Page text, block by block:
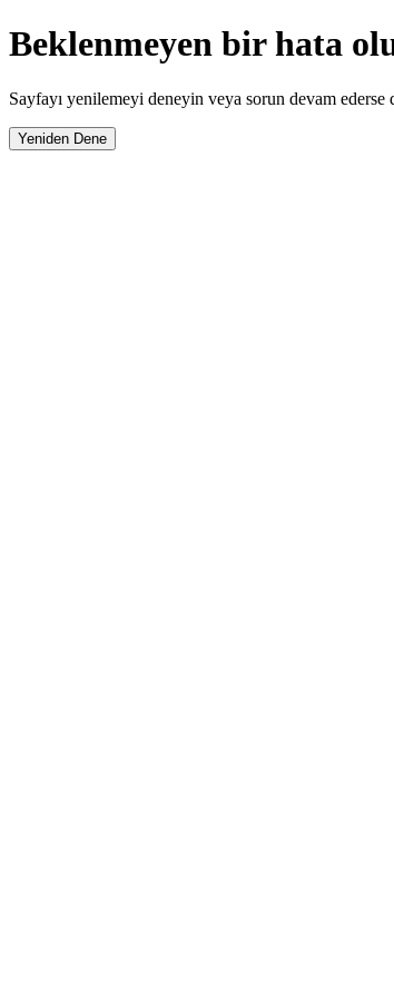
Beklenmeyen bir hata
Sayfayı yenilemeyi deneyin veya sorun devam
Yeniden Dene